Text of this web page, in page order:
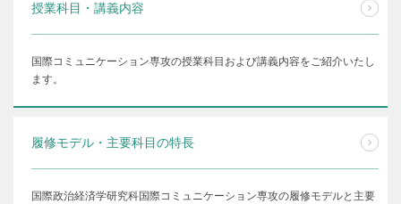
授業科目・講義内容
国際コミュニケーション専攻の授業科目および講義内容をご紹介いたし
ます。
履修モデル・主要科目の特長
国際政治経済学研究科国際コミュニケーション専攻の履修モデルと主要